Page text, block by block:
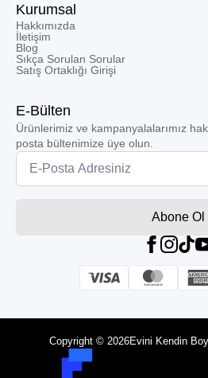
Kurumsal
Hakkımızda
İletişim
Blog
Sıkça Sorulan Sorular
Satış Ortaklığı Girişi
E-Bülten
Ürünlerimiz ve kampanyalalarımız
posta bültenimize üye olun.
Email
Abone Ol
Copyright © 2026Evini Kendin